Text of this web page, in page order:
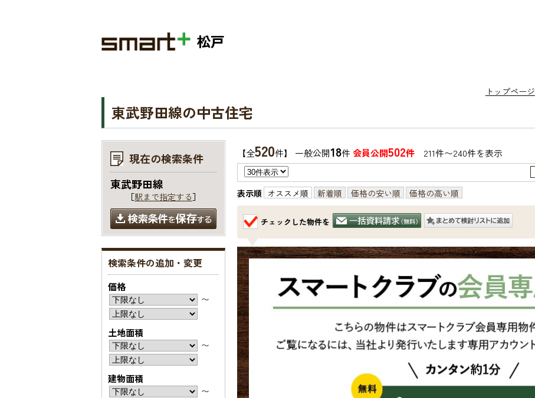
松戸
トップページ
東武野田線の中古住宅
【全520件】 一般公開18件会員公開502件 211件〜240件を表示
表示順 オススメ順 新着順 価格の安い順 価格の高い順
チェックした物件を
現在の検索条件
東武野田線
［駅まで指定する］
検索条件の追加・変更
価格
〜
土地面積
〜
建物面積
〜